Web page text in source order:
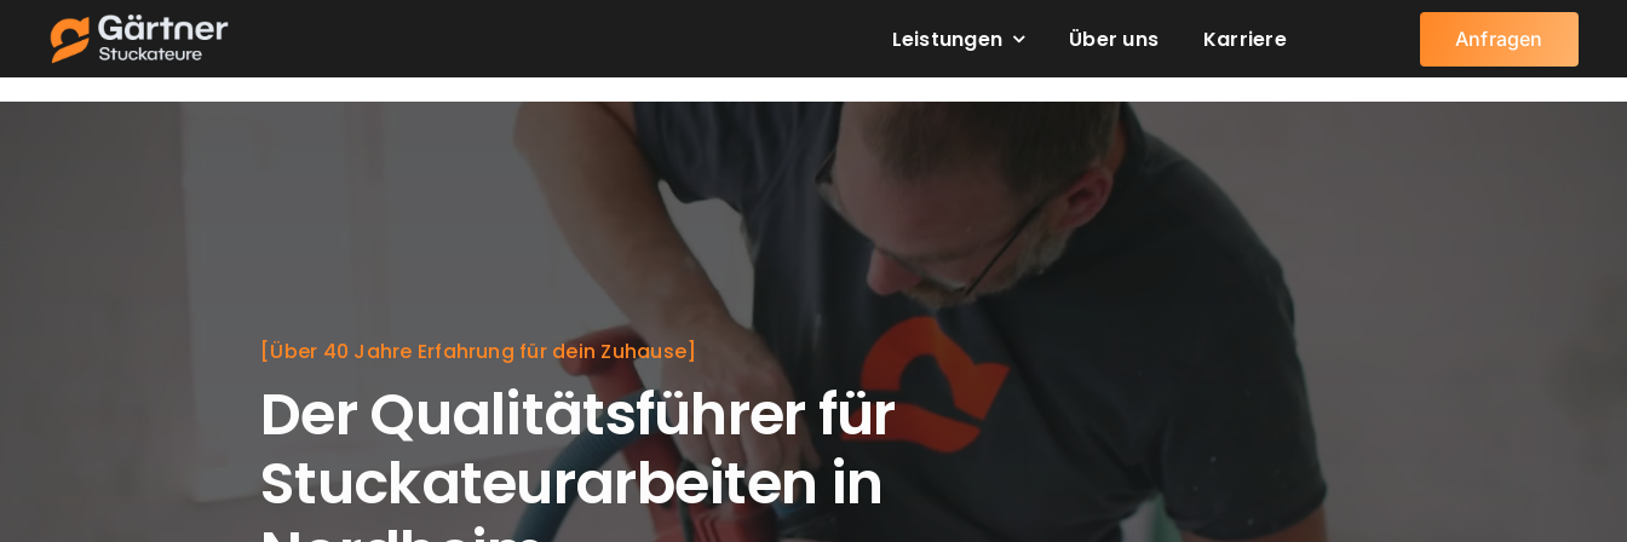
content
Leistungen Über uns Karriere Anfragen
[Über 40 Jahre Erfahrung für dein Zuhause]
Der Qualitätsführer für
Stuckateurarbeiten in